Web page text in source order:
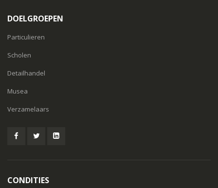
DOELGROEPEN
Particulieren
Scholen
Detailhandel
Musea
Verzamelaars
CONDITIES